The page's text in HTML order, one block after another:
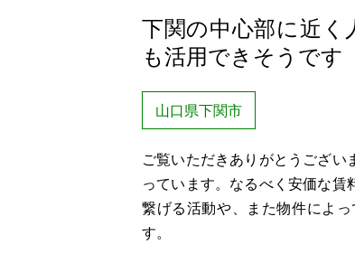
下関の中心部に近
も活用できそうです
山口県下関市
ご覧いただきありがとうござ
っています。なるべく安価な
繋げる活動や、また物件によ
す。